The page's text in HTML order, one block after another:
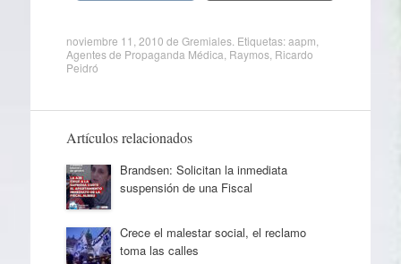
noviembre 11, 2010 de Gremiales. Etiquetas:aapm
Agentes de Propaganda Médica Raymos, Ricardo
Peidró
Artículos relacionados
Brandsen: Solicitan la inmediata
suspensión de una Fiscal
Crece el malestar social, el reclamo
toma las calles